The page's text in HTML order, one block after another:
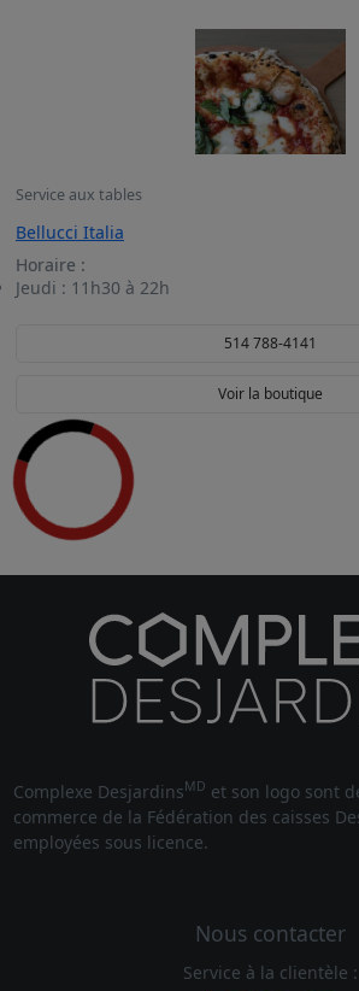
Service aux tables
Bellucci Italia
Horaire :
Jeudi : 11h30 à 22h
514 788-4141
Voir la boutique
Complexe DesjardinsMD et son logo sont
commerce de la Fédération des caisses
employées sous licence.
Nous contacter
Service à la clientèle :